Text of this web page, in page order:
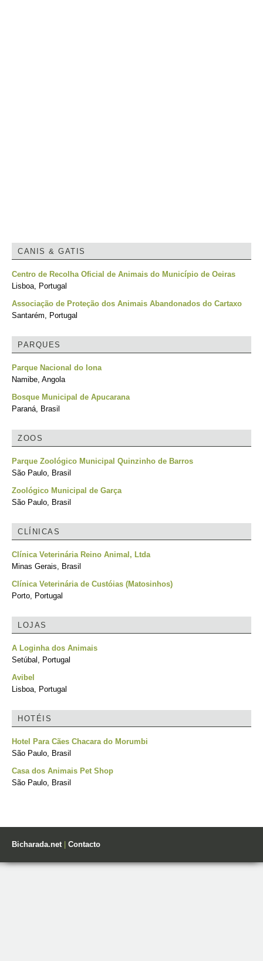
CANIS & GATIS
Centro de Recolha Oficial de Animais do Município de Oeiras
Lisboa, Portugal
Associação de Proteção dos Animais Abandonados do Cartaxo
Santarém, Portugal
PARQUES
Parque Nacional do Iona
Namibe, Angola
Bosque Municipal de Apucarana
Paraná, Brasil
ZOOS
Parque Zoológico Municipal Quinzinho de Barros
São Paulo, Brasil
Zoológico Municipal de Garça
São Paulo, Brasil
CLÍNICAS
Clínica Veterinária Reino Animal, Ltda
Minas Gerais, Brasil
Clínica Veterinária de Custóias (Matosinhos)
Porto, Portugal
LOJAS
A Loginha dos Animais
Setúbal, Portugal
Avibel
Lisboa, Portugal
HOTÉIS
Hotel Para Cães Chacara do Morumbi
São Paulo, Brasil
Casa dos Animais Pet Shop
São Paulo, Brasil
Bicharada.net| Contacto